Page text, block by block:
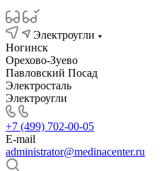
Электроугли
Ногинск
Орехово-Зуево
Павловский Посад
Электросталь
Электроугли
+7 (499) 702-00-05
E-mail
administrator@medinacenter.ru